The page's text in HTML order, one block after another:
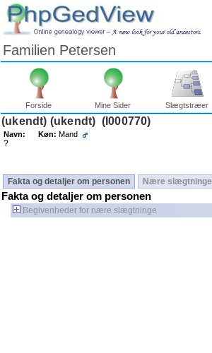
Familien Petersen
Forside Mine Sider Slægtstræer
Gå
til
indhold
Læsetips
(ukendt) (ukendt) (I000770)
Navn:
?
Køn: Mand
Fakta og detaljer om personen Nære slægtninge
Fakta og detaljer om personen
Begivenheder for nære slægtninge